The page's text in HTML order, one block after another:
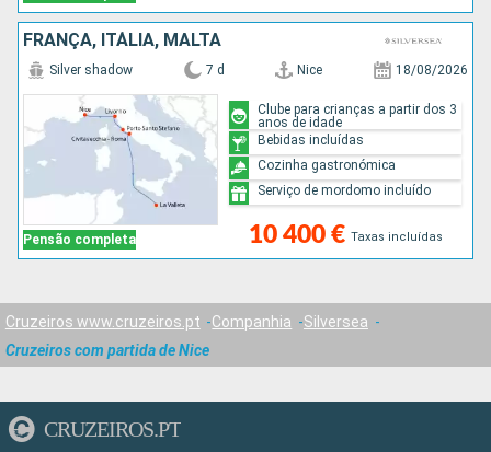
FRANÇA, ITÁLIA, MALTA
Pensão completa
Silver shadow 7 d Nice 18/08/2026
10 400 € Taxas incluídas
Clube para crianças a partir dos 3
anos de idade
Bebidas incluídas
Cozinha gastronómica
Serviço de mordomo incluído
Cruzeiros www.cruzeiros.pt Companhia
Silversea
Cruzeiros com partida de Nice
CRUZEIROS.PT